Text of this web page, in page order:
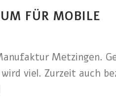
FÜR MOBILE
Metzingen.
viel. Zurzeit auch